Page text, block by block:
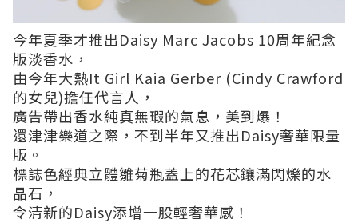
今年夏季才推出Daisy Marc Jacobs 10周年紀念
版淡香水，
由今年大熱It Girl Kaia Gerber (Cindy Crawford
的女兒)擔任代言人，
廣告帶出香水純真無瑕的氣息，美到爆！
還津津樂道之際，不到半年又推出Daisy奢華限量
版。
標誌色經典立體雛菊瓶蓋上的花芯鑲滿閃爍的水
晶石，
令清新的Daisy添增一股輕奢華感！